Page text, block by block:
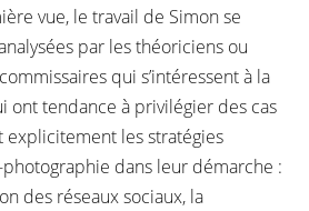
vue, le travail de Simon se
par les théoriciens ou
qui s’intéressent à la
ont tendance à privilégier des cas
les stratégies
dans leur démarche :
des réseaux sociaux, la